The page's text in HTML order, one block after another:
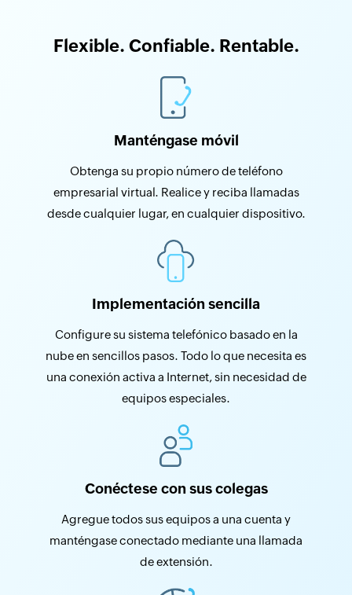
Flexible. Confiable. Rentable.
Manténgase móvil
Obtenga su propio número de teléfono
empresarial virtual. Realice y reciba llamadas
desde cualquier lugar, en cualquier dispositivo.
Implementación sencilla
Configure su sistema telefónico basado en la
nube en sencillos pasos. Todo lo que necesita es
una conexión activa a Internet, sin necesidad de
equipos especiales.
Conéctese con sus colegas
Agregue todos sus equipos a una cuenta y
manténgase conectado mediante una llamada
de extensión.